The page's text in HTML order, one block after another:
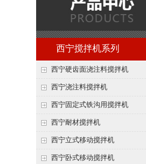
西宁搅拌机系列
西宁硬齿面浇注料搅拌机
西宁浇注料搅拌机
西宁固定式铁沟用搅拌机
西宁耐材搅拌机
西宁立式移动搅拌机
西宁卧式移动搅拌机